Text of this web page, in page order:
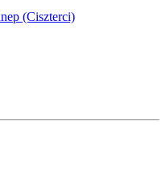
(Ciszterci)